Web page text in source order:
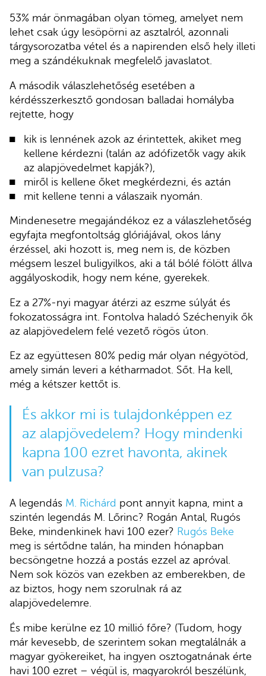
53% már önmagában olyan tömeg, amelyet nem
lehet csak úgy lesöpörni az asztalról, azonnali
tárgysorozatba vétel és a napirenden első hely illeti
meg a szándékuknak megfelelő javaslatot.
A második válaszlehetőség esetében a
kérdésszerkesztő gondosan balladai homályba
rejtette, hogy
kik is lennének azok az érintettek, akiket meg
kellene kérdezni (talán az adófizetők vagy akik
az alapjövedelmet kapják?),
miről is kellene őket megkérdezni, és aztán
mit kellene tenni a válaszaik nyomán.
Mindenesetre megajándékoz ez a válaszlehetőség
egyfajta megfontoltság glóriájával, okos lány
érzéssel, aki hozott is, meg nem is, de közben
mégsem leszel buligyilkos, aki a tál bólé fölött állva
aggályoskodik, hogy nem kéne, gyerekek.
Ez a 27%-nyi magyar átérzi az eszme súlyát és
fokozatosságra int. Fontolva haladó Széchenyik ők
az alapjövedelem felé vezető rögös úton.
Ez az együttesen 80% pedig már olyan négyötöd,
amely simán leveri a kétharmadot. Sőt. Ha kell,
még a kétszer kettőt is.
És akkor mi is tulajdonképpen ez
az alapjövedelem? Hogy mindenki
kapna 100 ezret havonta, akinek
van pulzusa?
A legendás M. Richárd pont annyit kapna, mint a
szintén legendás M. Lőrinc? Rogán Antal, Rugós
Beke, mindenkinek havi 100 ezer? Rugós Beke
meg is sértődne talán, ha minden hónapban
becsöngetne hozzá a postás ezzel az apróval.
Nem sok közös van ezekben az emberekben, de
az biztos, hogy nem szorulnak rá az
alapjövedelemre.
És mibe kerülne ez 10 millió főre? (Tudom, hogy
már kevesebb, de szerintem sokan megtalálnák a
magyar gyökereiket, ha ingyen osztogatnának érte
havi 100 ezret – végül is, magyarokról beszélünk,